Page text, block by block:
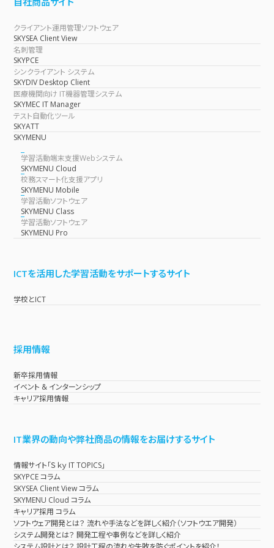
クライアント運用管理ソフトウェア
SKYSEA Client View
名刺管理
SKYPCE
シンクライアント システム
SKYDIV Desktop Client
医療機関向け IT機器管理システム
SKYMEC IT Manager
テスト自動化ツール
SKYATT
SKYMENU
学習活動端末支援Webシステム
SKYMENU Cloud
校務スマート化支援アプリ
SKYMENU Mobile
学習活動ソフトウェア
SKYMENU Class
学習活動ソフトウェア
SKYMENU Pro
ICTを活用した学習活動をサポートするサイト
学校とICT
採用情報
新卒採用情報
イベント & インターンシップ
キャリア採用情報
IT業界の動向や弊社商品の情報をお届けするサイト
情報サイト「Ｓｋｙ IT TOPICS」
SKYPCE コラム
SKYSEA Client View コラム
SKYMENU Cloud コラム
キャリア採用 コラム
ソフトウェア開発とは？ 流れや手法などを詳しく紹介（ソフトウエア開発）
システム開発とは？ 開発工程や事例などを詳しく紹介